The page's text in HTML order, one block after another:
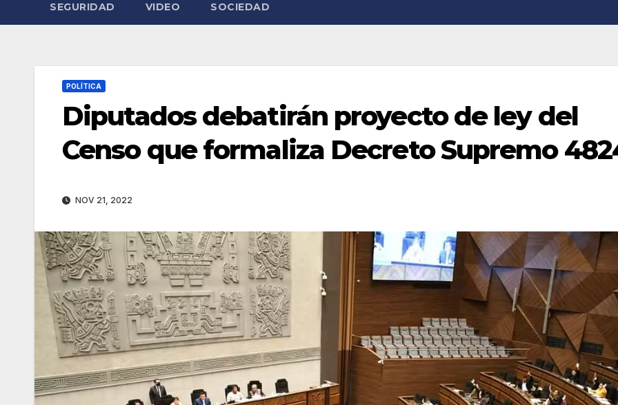
SEGURIDAD VIDEO SOCIEDAD
POLÍTICA
Diputados debatirán proyecto de ley del
Censo que formaliza Decreto Supremo
NOV 21, 2022